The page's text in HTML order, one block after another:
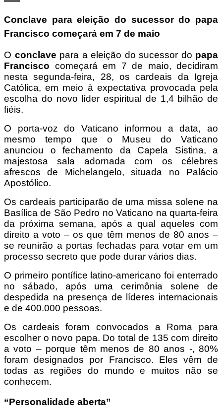
Conclave para eleição do sucessor do papa
Francisco começará em 7 de maio
O conclave para a eleição do sucessor do papa
Francisco começará em 7 de maio, decidiram
nesta segunda-feira, 28, os cardeais da Igreja
Católica, em meio à expectativa provocada pela
escolha do novo líder espiritual de 1,4 bilhão de
fiéis.
O porta-voz do Vaticano informou a data, ao
mesmo tempo que o Museu do Vaticano
anunciou o fechamento da Capela Sistina, a
majestosa sala adornada com os célebres
afrescos de Michelangelo, situada no Palácio
Apostólico.
Os cardeais participarão de uma missa solene na
Basílica de São Pedro no Vaticano na quarta-feira
da próxima semana, após a qual aqueles com
direito a voto – os que têm menos de 80 anos –
se reunirão a portas fechadas para votar em um
processo secreto que pode durar vários dias.
O primeiro pontífice latino-americano foi enterrado
no sábado, após uma cerimônia solene de
despedida na presença de líderes internacionais
e de 400.000 pessoas.
Os cardeais foram convocados a Roma para
escolher o novo papa. Do total de 135 com direito
a voto – porque têm menos de 80 anos -, 80%
foram designados por Francisco. Eles vêm de
todas as regiões do mundo e muitos não se
conhecem.
“Personalidade aberta”